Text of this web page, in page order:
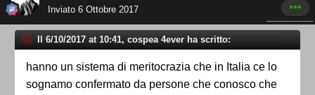
Inviato 6 Ottobre 2017
Il 6/10/2017 at 10:41, cospea 4ever ha scritto:
hanno un sistema di meritocrazia che in Italia ce lo
sognamo confermato da persone che conosco che